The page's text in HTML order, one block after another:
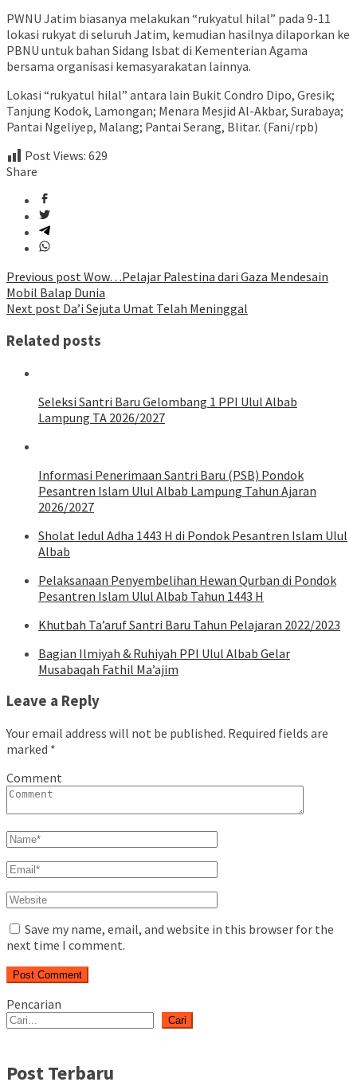
PWNU Jatim biasanya melakukan “rukyatul hilal” pada 9-11
lokasi rukyat di seluruh Jatim, kemudian hasilnya dilaporkan ke
PBNU untuk bahan Sidang Isbat di Kementerian Agama
bersama organisasi kemasyarakatan lainnya.
Lokasi “rukyatul hilal” antara lain Bukit Condro Dipo, Gresik;
Tanjung Kodok, Lamongan; Menara Mesjid Al-Akbar, Surabaya;
Pantai Ngeliyep, Malang; Pantai Serang, Blitar. (Fani/rpb)
Post Views: 629
Share
Post
navigation
Previous postWow…Pelajar Palestina dari Gaza Mendesain
Mobil Balap Dunia
Next post Da’i Sejuta Umat Telah Meninggal
Related posts
Seleksi Santri Baru Gelombang 1 PPI Ulul Albab
Lampung TA 2026/2027
Informasi Penerimaan Santri Baru (PSB) Pondok
Pesantren Islam Ulul Albab Lampung Tahun Ajaran
2026/2027
Sholat Iedul Adha 1443 H di Pondok Pesantren Islam Ulul
Albab
Pelaksanaan Penyembelihan Hewan Qurban di Pondok
Pesantren Islam Ulul Albab Tahun 1443 H
Khutbah Ta’aruf Santri Baru Tahun Pelajaran 2022/2023
Bagian Ilmiyah & Ruhiyah PPI Ulul Albab Gelar
Musabaqah Fathil Ma’ajim
Leave a Reply
Your email address will not be published. Required fields are
marked *
Comment
Save my name, email, and website in this browser for the
next time I comment.
Pencarian
Cari
Post Terbaru